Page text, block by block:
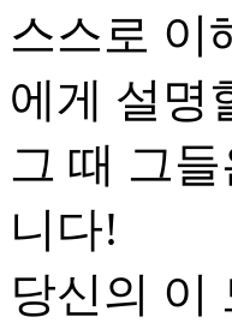
스스로 이
에게 설명
그 때 그
니다!
당신의 이